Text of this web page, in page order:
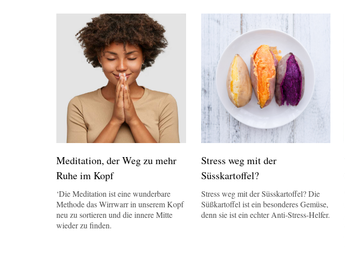
Meditation, der Weg zu mehr
Ruhe im Kopf
‘Die Meditation ist eine wunderbare
Methode das Wirrwarr in unserem Kopf
neu zu sortieren und die innere Mitte
wieder zu finden.
Stress weg mit der
Süsskartoffel?
Stress weg mit der Süsskartoffel? Die
Süßkartoffel ist ein besonderes Gemüse,
denn sie ist ein echter Anti-Stress-Helfer.